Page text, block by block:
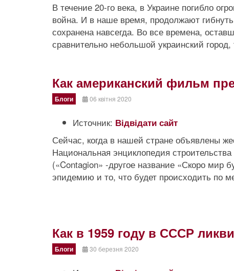
В течение 20-го века, в Украине погибло
война. И в наше время, продолжают
сохранена навсегда. Во все времена,
сравнительно небольшой украинский
Как американский фильм
Блоги 06 квітня 2020
Источник: Відвідати сайт
Сейчас, когда в нашей стране объявлены
Национальная энциклопедия
(«Contagion» -другое название «Скоро
эпидемию и то, что будет происходить по
Как в 1959 году в СССР
Блоги 30 березня 2020